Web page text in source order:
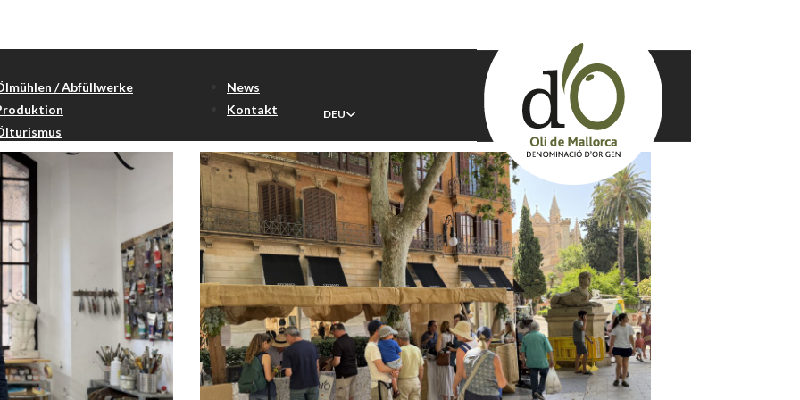
/ Abfüllwerke
News
Kontakt
DEU